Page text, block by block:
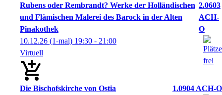
Rubens oder Rembrandt? Werke der Holländischen
und Flämischen Malerei des Barock in der Alten
Pinakothek
2.0603
ACH-
O
10.12.26 (1-mal) 19:30 - 21:00
Virtuell
Die Bischofskirche von Ostia
1.0904 ACH-O